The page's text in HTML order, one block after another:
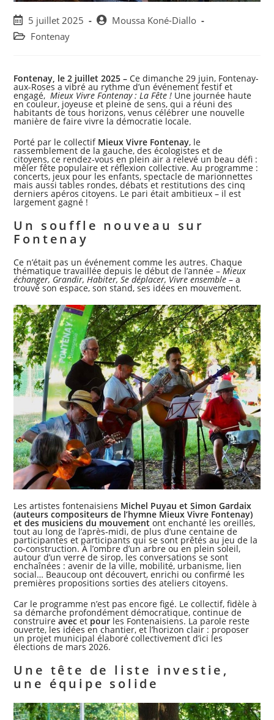
Post
published:
5 juillet 2025
PostMoussa Koné-Diallo
Post Fontenay
Fontenay, le 2 juillet 2025 –Ce dimanche 29 juin, Fontenay-
aux-Roses a vibré au rythme d’un événement festif et
engagé,Mieux Vivre Fontenay : La Fête ! Une journée haute
en couleur, joyeuse et pleine de sens, qui a réuni des
habitants de tous horizons, venus célébrer une nouvelle
manière de faire vivre la démocratie locale.
Porté par le collectif Mieux Vivre Fontenay, le
rassemblement de la gauche, des écologistes et de
citoyens, ce rendez-vous en plein air a relevé un beau défi :
mêler fête populaire et réflexion collective. Au programme :
concerts, jeux pour les enfants, spectacle de marionnettes
mais aussi tables rondes, débats et restitutions des cinq
derniers apéros citoyens. Le pari était ambitieux – il est
largement gagné !
Un souffle nouveau sur
Fontenay
Ce n’était pas un événement comme les autres. Chaque
thématique travaillée depuis le début de l’année –Mieux
échanger, Grandir, Habiter, Se déplacer, Vivre ensemble – a
trouvé son espace, son stand, ses idées en mouvement.
Les artistes fontenaisiens Michel Puyau et Simon Gardaix
(auteurs compositeurs de l’hymne Mieux Vivre Fontenay)
et des musiciens du mouvement ont enchanté les oreilles,
tout au long de l’après-midi, de plus d’une centaine de
participantes et participants qui se sont prêtés au jeu de la
co-construction. À l’ombre d’un arbre ou en plein soleil,
autour d’un verre de sirop, les conversations se sont
enchaînées : avenir de la ville, mobilité, urbanisme, lien
social… Beaucoup ont découvert, enrichi ou confirmé les
premières propositions sorties des ateliers citoyens.
Car le programme n’est pas encore figé. Le collectif, fidèle à
sa démarche profondément démocratique, continue de
construireavec et pour les Fontenaisiens. La parole reste
ouverte, les idées en chantier, et l’horizon clair : proposer
un projet municipal élaboré collectivement d’ici les
élections de mars 2026.
Une tête de liste investie,
une équipe solide